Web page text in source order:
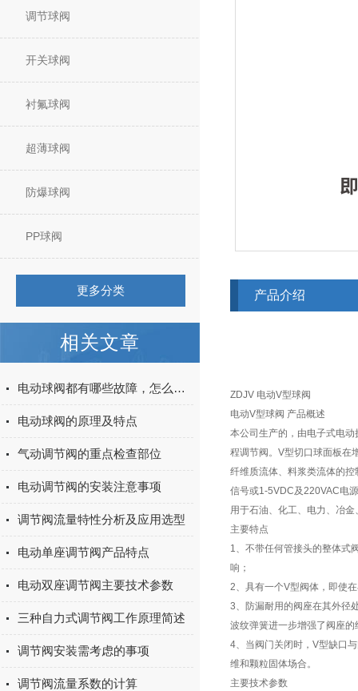
调节球阀
开关球阀
衬氟球阀
超薄球阀
防爆球阀
PP球阀
更多分类
相关文章
电动球阀都有哪些故障，怎么排除？
电动球阀的原理及特点
气动调节阀的重点检查部位
电动调节阀的安装注意事项
调节阀流量特性分析及应用选型
电动单座调节阀产品特点
电动双座调节阀主要技术参数
三种自力式调节阀工作原理简述
调节阀安装需考虑的事项
调节阀流量系数的计算
产品介绍
ZDJV 电动V型球阀
电动V型球阀 产品概述
本公司生产的 ，由电子式电
程调节阀。V型切口球面板在
纤维质流体、料浆类流体的控
信号或1-5VDC及220VAC电
用于石油、化工、电力、冶
主要特点
1、不带任何管接头的整体式
响；
2、具有一个V型阀体，即使
3、防漏耐用的阀座在其外径
波纹弹簧进一步增强了阀座的
4、当阀门关闭时，V型缺口
维和颗粒固体场合。
主要技术参数